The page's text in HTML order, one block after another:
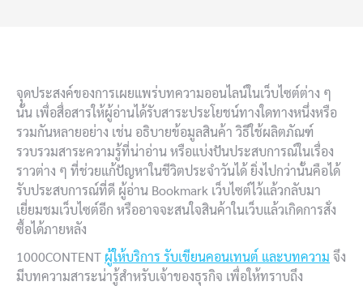
จุดประสงค์ของการเผยแพร่บทความออนไลน์ในเว็บไซต์ต่าง ๆ
นั้น เพื่อสื่อสารให้ผู้อ่านได้รับสาระประโยชน์ทางใดทางหนึ่งหรือ
รวมกันหลายอย่าง เช่น อธิบายข้อมูลสินค้า วิธีใช้ผลิตภัณฑ์
รวบรวมสาระความรู้ที่น่าอ่าน หรือแบ่งปันประสบการณ์ในเรื่อง
ราวต่าง ๆ ที่ช่วยแก้ปัญหาในชีวิตประจำวันได้ ยิ่งไปกว่านั้นคือได้
รับประสบการณ์ที่ดี ผู้อ่าน Bookmark เว็บไซต์ไว้แล้วกลับมา
เยี่ยมชมเว็บไซต์อีก หรืออาจจะสนใจสินค้าในเว็บแล้วเกิดการสั่ง
ซื้อได้ภายหลัง
1000CONTENT ผู้ให้บริการ รับเขียนคอนเทนต์ และบทความ จึง
มีบทความสาระน่ารู้สำหรับเจ้าของธุรกิจ เพื่อให้ทราบถึง